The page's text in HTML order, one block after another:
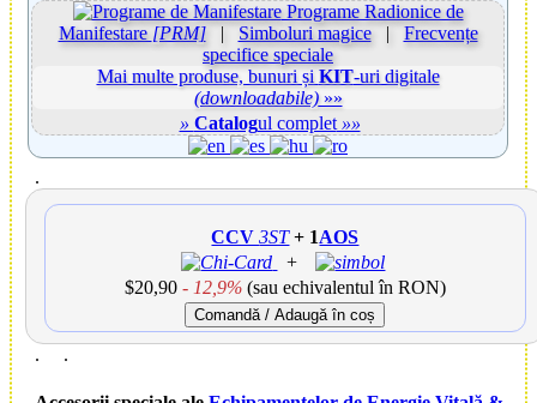
Programe Radionice de
Manifestare [PRM]| Simboluri magice| Frecvențe
specifice speciale
Mai multe produse, bunuri și KIT-uri digitale
(downloadabile)»»
» Catalogul complet»»
.
CCV3ST+ 1AOS
+
$20,90 - 12,9% (sau echivalentul în RON)
Comandă / Adaugă în coș
. .